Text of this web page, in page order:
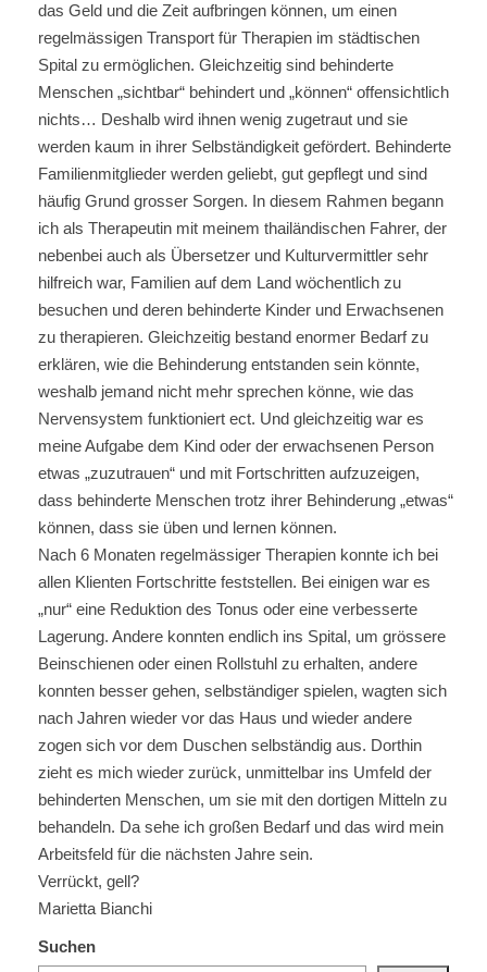
das Geld und die Zeit aufbringen können, um einen
regelmässigen Transport für Therapien im städtischen
Spital zu ermöglichen. Gleichzeitig sind behinderte
Menschen „sichtbar“ behindert und „können“ offensichtlich
nichts… Deshalb wird ihnen wenig zugetraut und sie
werden kaum in ihrer Selbständigkeit gefördert. Behinderte
Familienmitglieder werden geliebt, gut gepflegt und sind
häufig Grund grosser Sorgen. In diesem Rahmen begann
ich als Therapeutin mit meinem thailändischen Fahrer, der
nebenbei auch als Übersetzer und Kulturvermittler sehr
hilfreich war, Familien auf dem Land wöchentlich zu
besuchen und deren behinderte Kinder und Erwachsenen
zu therapieren. Gleichzeitig bestand enormer Bedarf zu
erklären, wie die Behinderung entstanden sein könnte,
weshalb jemand nicht mehr sprechen könne, wie das
Nervensystem funktioniert ect. Und gleichzeitig war es
meine Aufgabe dem Kind oder der erwachsenen Person
etwas „zuzutrauen“ und mit Fortschritten aufzuzeigen,
dass behinderte Menschen trotz ihrer Behinderung „etwas“
können, dass sie üben und lernen können.
Nach 6 Monaten regelmässiger Therapien konnte ich bei
allen Klienten Fortschritte feststellen. Bei einigen war es
„nur“ eine Reduktion des Tonus oder eine verbesserte
Lagerung. Andere konnten endlich ins Spital, um grössere
Beinschienen oder einen Rollstuhl zu erhalten, andere
konnten besser gehen, selbständiger spielen, wagten sich
nach Jahren wieder vor das Haus und wieder andere
zogen sich vor dem Duschen selbständig aus. Dorthin
zieht es mich wieder zurück, unmittelbar ins Umfeld der
behinderten Menschen, um sie mit den dortigen Mitteln zu
behandeln. Da sehe ich großen Bedarf und das wird mein
Arbeitsfeld für die nächsten Jahre sein.
Verrückt, gell?
Marietta Bianchi
Suchen